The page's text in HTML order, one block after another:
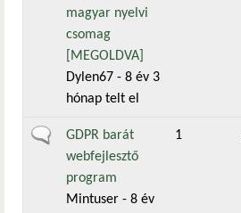
magyar nyelvi
csomag
[MEGOLDVA]
Dylen67 - 8 év 3
hónap telt el
Általános téma
GDPR barát
webfejlesztő
program
Mintuser - 8 év
1